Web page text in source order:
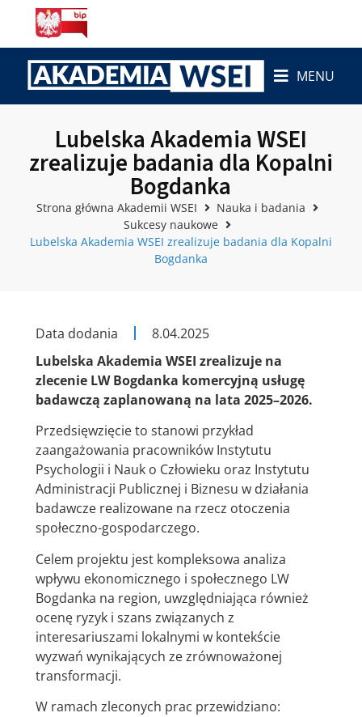
MENU
Lubelska Akademia WSEI
zrealizuje badania dla Kopalni
Bogdanka
Strona główna Akademii WSEI
Nauka i badania
Sukcesy naukowe
Lubelska Akademia WSEI zrealizuje badania dla Kopalni
Bogdanka
Data dodania
8.04.2025
Lubelska Akademia WSEI zrealizuje na
zlecenie LW Bogdanka komercyjną usługę
badawczą zaplanowaną na lata 2025–2026.
Przedsięwzięcie to stanowi przykład
zaangażowania pracowników Instytutu
Psychologii i Nauk o Człowieku oraz Instytutu
Administracji Publicznej i Biznesu w działania
badawcze realizowane na rzecz otoczenia
społeczno-gospodarczego.
Celem projektu jest kompleksowa analiza
wpływu ekonomicznego i społecznego LW
Bogdanka na region, uwzględniająca również
ocenę ryzyk i szans związanych z
interesariuszami lokalnymi w kontekście
wyzwań wynikających ze zrównoważonej
transformacji.
W ramach zleconych prac przewidziano: